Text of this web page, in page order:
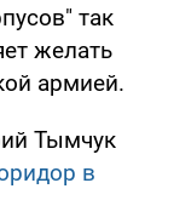
так
желать
армией.
Тымчук
в